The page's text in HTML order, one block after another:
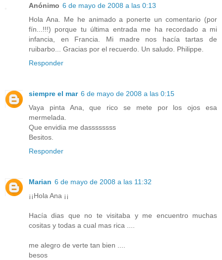
Anónimo 6 de mayo de 2008 a las 0:13
Hola Ana. Me he animado a ponerte un comentario (por
fín...!!!) porque tu última entrada me ha recordado a mi
infancia, en Francia. Mi madre nos hacía tartas de
ruibarbo... Gracias por el recuerdo. Un saludo. Philippe.
Responder
siempre el mar 6 de mayo de 2008 a las 0:15
Vaya pinta Ana, que rico se mete por los ojos esa
mermelada.
Que envidia me dassssssss
Besitos.
Responder
Marian 6 de mayo de 2008 a las 11:32
¡¡Hola Ana ¡¡
Hacía dias que no te visitaba y me encuentro muchas
cositas y todas a cual mas rica ....
me alegro de verte tan bien ....
besos